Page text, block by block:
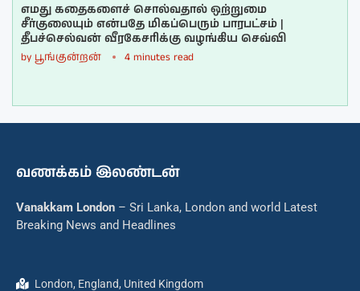
எமது கதைகளைச் சொல்வதால் ஒற்றுமை
சீர்குலையும் என்பதே மிகப்பெரும் பாரபட்சம் |
தீபச்செல்வன் வீரகேசரிக்கு வழங்கிய செவ்வி
by பூங்குன்றன் 4 minutes read
வணக்கம் இலண்டன்
Vanakkam London – Sri Lanka, London and world Latest
Breaking News and Headlines
London, England, United Kingdom